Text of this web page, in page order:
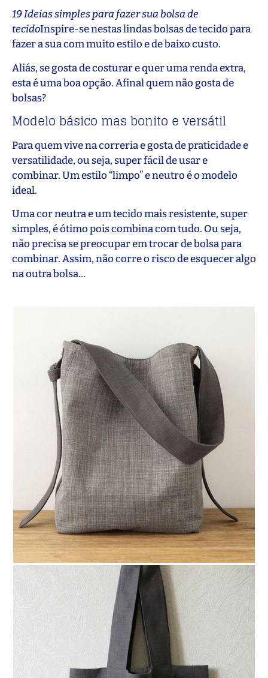
19 Ideias simples para fazer sua bolsa de
tecidoInspire-se nestas lindas bolsas de tecido para
fazer a sua com muito estilo e de baixo custo.
Aliás, se gosta de costurar e quer uma renda extra,
esta é uma boa opção. Afinal quem não gosta de
bolsas?
Modelo básico mas bonito e versátil
Para quem vive na correria e gosta de praticidade e
versatilidade, ou seja, super fácil de usar e
combinar. Um estilo “limpo” e neutro é o modelo
ideal.
Uma cor neutra e um tecido mais resistente, super
simples, é ótimo pois combina com tudo. Ou seja,
não precisa se preocupar em trocar de bolsa para
combinar. Assim, não corre o risco de esquecer algo
na outra bolsa…